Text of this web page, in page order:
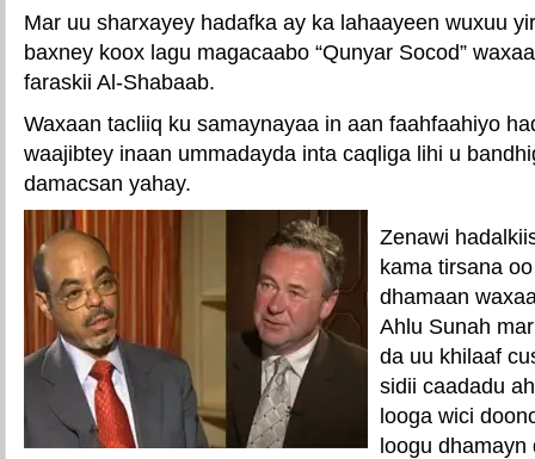
Mar uu sharxayey hadafka ay ka lahaayeen wuxuu
baxney koox lagu magacaabo “Qunyar Socod”
faraskii Al-Shabaab.
Waxaan tacliiq ku samaynayaa in aan faahfaahiyo
waajibtey inaan ummadayda inta caqliga lihi u
damacsan yahay.
Zenawi
kama tirsana
dhamaan
Ahlu Sunah
da uu khilaaf
sidii caadadu
looga wici
loogu dhamayn